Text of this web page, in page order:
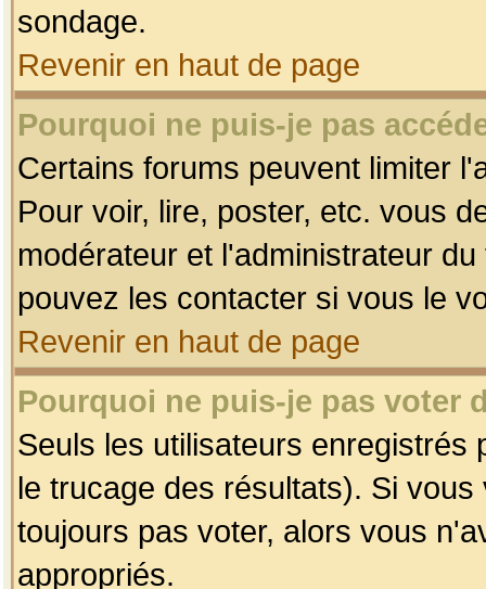
sondage.
Revenir en haut de page
Pourquoi ne puis-je pas
Certains forums peuvent limiter
Pour voir, lire, poster, etc. vous
modérateur et l'administrateur
pouvez les contacter si vous le
Revenir en haut de page
Pourquoi ne puis-je pas voter
Seuls les utilisateurs enregistrés
le trucage des résultats). Si
toujours pas voter, alors vous
appropriés.